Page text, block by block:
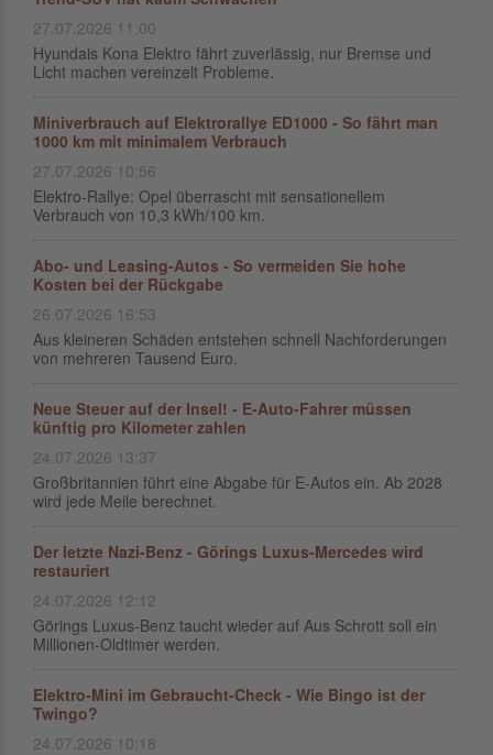
27.07.2026 11:00
Hyundais Kona Elektro fährt zuverlässig, nur Bremse und
Licht machen vereinzelt Probleme.
Miniverbrauch auf Elektrorallye ED1000 - So fährt man
1000 km mit minimalem Verbrauch
27.07.2026 10:56
Elektro-Rallye: Opel überrascht mit sensationellem
Verbrauch von 10,3 kWh/100 km.
Abo- und Leasing-Autos - So vermeiden Sie hohe
Kosten bei der Rückgabe
26.07.2026 16:53
Aus kleineren Schäden entstehen schnell Nachforderungen
von mehreren Tausend Euro.
Neue Steuer auf der Insel! - E-Auto-Fahrer müssen
künftig pro Kilometer zahlen
24.07.2026 13:37
Großbritannien führt eine Abgabe für E-Autos ein. Ab 2028
wird jede Meile berechnet.
Der letzte Nazi-Benz - Görings Luxus-Mercedes wird
restauriert
24.07.2026 12:12
Görings Luxus-Benz taucht wieder auf Aus Schrott soll ein
Millionen-Oldtimer werden.
Elektro-Mini im Gebraucht-Check - Wie Bingo ist der
Twingo?
24.07.2026 10:18